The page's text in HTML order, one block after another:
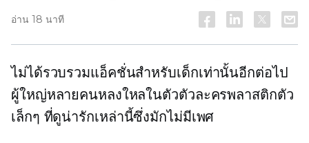
อ่าน 18 นาที
ไม่ได้รวบรวมแอ็คชั่นสำหรับเด็กเท่านั้นอีกต่อไป
ผู้ใหญ่หลายคนหลงใหลในตัวตัวละครพลาสติกตัว
เล็กๆ ที่ดูน่ารักเหล่านี้ซึ่งมักไม่มีเพศ